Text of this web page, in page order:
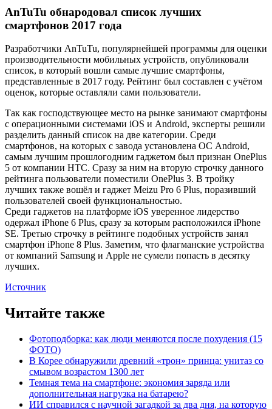
AnTuTu обнародовал список лучших
смартфонов 2017 года
Разработчики AnTuTu, популярнейшей программы для оценки
производительности мобильных устройств, опубликовали
список, в который вошли самые лучшие смартфоны,
представленные в 2017 году. Рейтинг был составлен с учётом
оценок, которые оставляли сами пользователи.
Так как господствующее место на рынке занимают смартфоны
с операционными системами iOS и Android, эксперты решили
разделить данный список на две категории. Среди
смартфонов, на которых с завода установлена ОС Android,
самым лучшим прошлогодним гаджетом был признан OnePlus
5 от компании HTC. Сразу за ним на вторую строчку данного
рейтинга пользователи поместили OnePlus 3. В тройку
лучших также вошёл и гаджет Meizu Pro 6 Plus, поразивший
пользователей своей функциональностью.
Среди гаджетов на платформе iOS уверенное лидерство
одержал iPhone 6 Plus, сразу за которым расположился iPhone
SE. Третью строчку в рейтинге подобных устройств занял
смартфон iPhone 8 Plus. Заметим, что флагманские устройства
от компаний Samsung и Apple не сумели попасть в десятку
лучших.
Источник
Читайте также
Фотоподборка: как люди меняются после похудения (15
ФОТО)
В Корее обнаружили древний «трон» принца: унитаз со
смывом возрастом 1300 лет
Темная тема на смартфоне: экономия заряда или
дополнительная нагрузка на батарею?
ИИ справился с научной загадкой за два дня, на которую